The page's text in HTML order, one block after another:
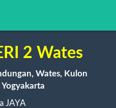
2 Wates
Wates, Kulon
Yogyakarta
JAYA